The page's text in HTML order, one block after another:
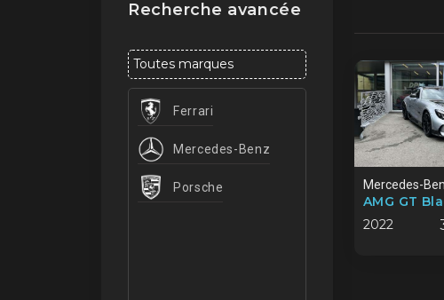
Recherche avancée
Toutes marques
Ferrari
Mercedes-Benz
Porsche Mercedes-
AMG GT
2022